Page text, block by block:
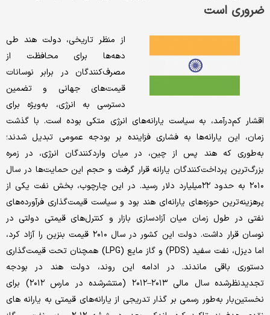
ضروری است
از منظر تاریخی، دولت هند طی
دهه‌ها برای محافظت از
مصرف‌کنندگان در برابر نوسانات
قیمت‌های جهانی و تضمین
دسترسی به انرژی، به‌ویژه برای
اقشار کم‌درآمد، به سیاست یارانه‌های انرژی متکی بوده است. با گذشت
زمان، این یارانه‌ها به فشاری فزاینده بر بودجه عمومی تبدیل شدند؛
به‌طوری که هند پس از چین، در میان واردکنندگان انرژی، در زمره
بزرگ‌ترین پرداخت‌کنندگان یارانه قرار گرفت و حجم این حمایت‌ها در سال
۲۰۱۰ به حدود ۲۲‌میلیارد دلار رسید. در این چارچوب، بخش نفت یکی از
پرهزینه‌ترین حوزه‌های یارانه‌ای هند بود و سیاست قیمت‌گذاری فرآورده‌های
نفتی در طول زمان میان آزادسازی بازار و کنترل‌های قیمتی دولتی در
نوسان قرار داشت. دولت این کشور در سال ۲۰۱۰ قیمت بنزین را آزاد کرد،
اما دیزل، نفت سفید (PDS) و گاز مایع (LPG) همچنان تحت قیمت‌گذاری
دستوری باقی ماندند. در ادامه این روند، دولت هند در بودجه
تجدیدنظرشده سال مالی ۲۰۱۳–۲۰۱۲ (منتشرشده در مارس ۲۰۱۲) برای
نخستین‌بار به‌طور رسمی بر گذار تدریجی از یارانه‌های قیمتی به یارانه ‌های